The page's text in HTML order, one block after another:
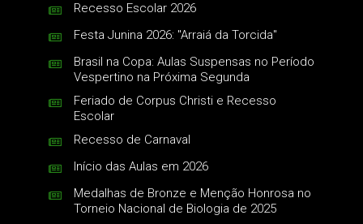
Recesso Escolar 2026
Festa Junina 2026: "Arraiá da Torcida"
Brasil na Copa: Aulas Suspensas no Período
Vespertino na Próxima Segunda
Feriado de Corpus Christi e Recesso
Escolar
Recesso de Carnaval
Início das Aulas em 2026
Medalhas de Bronze e Menção Honrosa no
Torneio Nacional de Biologia de 2025